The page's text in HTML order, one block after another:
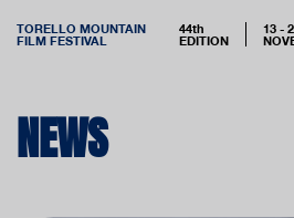
TORELLO MOUNTAIN
FILM FESTIVAL
44th
EDITION
13 -
NEWS